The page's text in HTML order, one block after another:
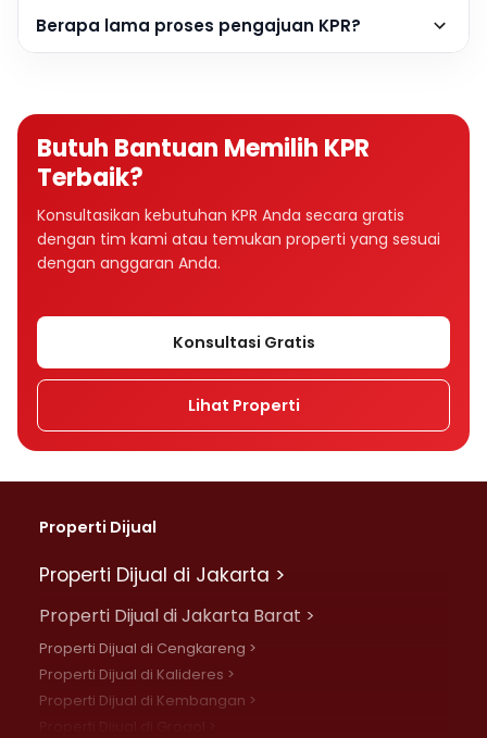
Berapa lama proses pengajuan KPR?
Butuh Bantuan Memilih KPR
Terbaik?
Konsultasikan kebutuhan KPR Anda secara gratis
dengan tim kami atau temukan properti yang sesuai
dengan anggaran Anda.
Konsultasi Gratis
Lihat Properti
Properti Dijual
Properti Dijual di Jakarta >
Properti Dijual di Jakarta Barat >
Properti Dijual di Cengkareng >
Properti Dijual di Kalideres >
Properti Dijual di Kembangan >